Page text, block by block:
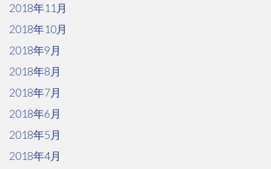
2018年11月
2018年10月
2018年9月
2018年8月
2018年7月
2018年6月
2018年5月
2018年4月